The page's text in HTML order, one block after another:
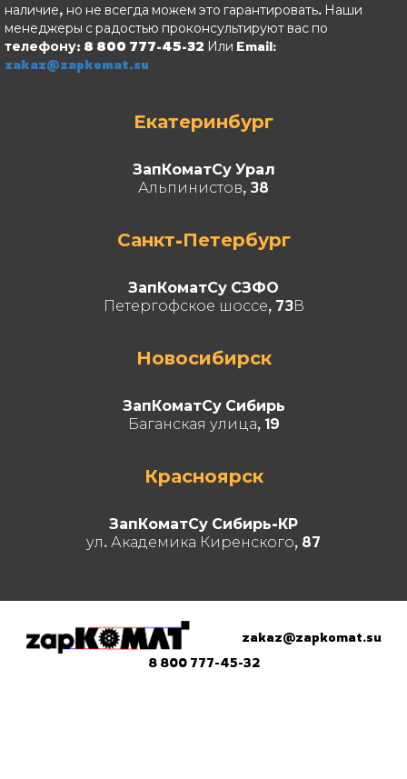
наличие, но не всегда можем это гарантировать. Наши
менеджеры с радостью проконсультируют вас по
телефону: 8 800 777-45-32 Или Email:
zakaz@zapkomat.su
Екатеринбург
ЗапКоматСу Урал
Альпинистов, 38
Санкт-Петербург
ЗапКоматСу СЗФО
Петергофское шоссе, 73В
Новосибирск
ЗапКоматСу Сибирь
Баганская улица, 19
Красноярск
ЗапКоматСу Сибирь-КР
ул. Академика Киренского, 87
zakaz@zapkomat.su
8 800 777-45-32